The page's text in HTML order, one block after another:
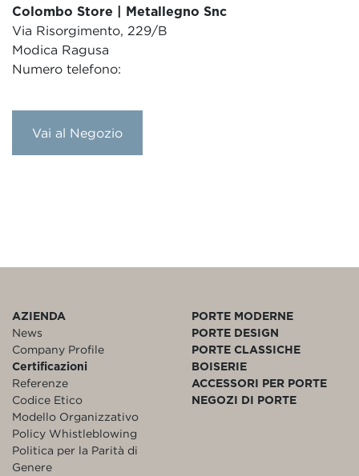
Colombo Store | Metallegno Snc
Via Risorgimento, 229/B
Modica Ragusa
Numero telefono:
Vai al Negozio
AZIENDA
News
Company Profile
Certificazioni
Referenze
Codice Etico
Modello Organizzativo
Policy Whistleblowing
Politica per la Parità di
Genere
PORTE MODERNE
PORTE DESIGN
PORTE CLASSICHE
BOISERIE
ACCESSORI PER PORTE
NEGOZI DI PORTE